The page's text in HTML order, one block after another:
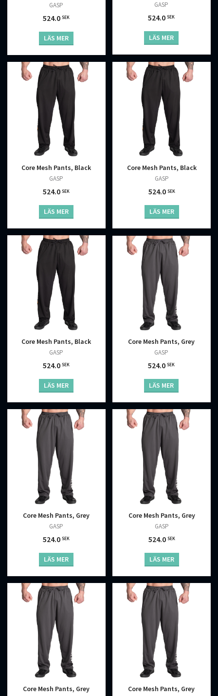
GASP
524.0SEK
LÄS MER
GASP
524.0SEK
LÄS MER
Core Mesh Pants, Black
GASP
524.0SEK
LÄS MER
Core Mesh Pants, Black
GASP
524.0 SEK
LÄS MER
Core Mesh Pants, Black
GASP
524.0SEK
LÄS MER
Core Mesh Pants, Grey
GASP
524.0SEK
LÄS MER
Core Mesh Pants, Grey
GASP
524.0SEK
LÄS MER
Core Mesh Pants, Grey
GASP
524.0 SEK
LÄS MER
Core Mesh Pants, Grey Core Mesh Pants, Grey